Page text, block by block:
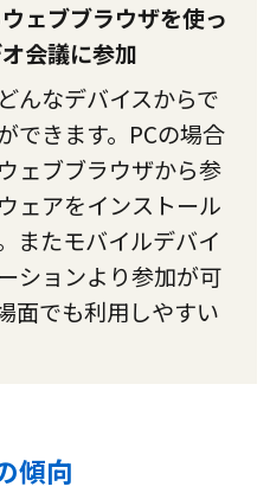
ェブブラウザを使っ
会議に参加
んなデバイスからで
できます。PCの場合
ェブブラウザから参
ェアをインストール
またモバイルデバイ
ションより参加が可
面でも利用しやすい
傾向